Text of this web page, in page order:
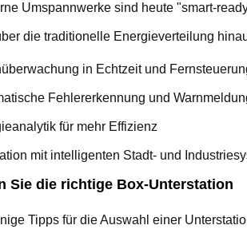
Umspannwerke sind heute "smart-
die traditionelle Energieverteilung
in Echtzeit und
Fehlererkennung und
für mehr Effizienz
mit intelligenten Stadt- und
Sie die richtige Box-Unterstation
Tipps für die Auswahl einer